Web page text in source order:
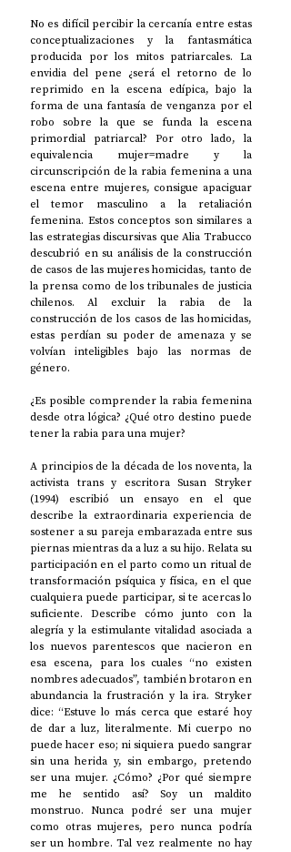
No es difícil percibir la cercanía entre estas
conceptualizaciones y la fantasmática
producida por los mitos patriarcales. La
envidia del pene ¿será el retorno de lo
reprimido en la escena edípica, bajo la
forma de una fantasía de venganza por el
robo sobre la que se funda la escena
primordial patriarcal? Por otro lado, la
equivalencia mujer=madre y la
circunscripción de la rabia femenina a una
escena entre mujeres, consigue apaciguar
el temor masculino a la retaliación
femenina. Estos conceptos son similares a
las estrategias discursivas que Alia Trabucco
descubrió en su análisis de la construcción
de casos de las mujeres homicidas, tanto de
la prensa como de los tribunales de justicia
chilenos. Al excluir la rabia de la
construcción de los casos de las homicidas,
estas perdían su poder de amenaza y se
volvían inteligibles bajo las normas de
género.
¿Es posible comprender la rabia femenina
desde otra lógica? ¿Qué otro destino puede
tener la rabia para una mujer?
A principios de la década de los noventa, la
activista trans y escritora Susan Stryker
(1994) escribió un ensayo en el que
describe la extraordinaria experiencia de
sostener a su pareja embarazada entre sus
piernas mientras da a luz a su hijo. Relata su
participación en el parto como un ritual de
transformación psíquica y física, en el que
cualquiera puede participar, si te acercas lo
suficiente. Describe cómo junto con la
alegría y la estimulante vitalidad asociada a
los nuevos parentescos que nacieron en
esa escena, para los cuales “no existen
nombres adecuados”, también brotaron en
abundancia la frustración y la ira. Stryker
dice: “Estuve lo más cerca que estaré hoy
de dar a luz, literalmente. Mi cuerpo no
puede hacer eso; ni siquiera puedo sangrar
sin una herida y, sin embargo, pretendo
ser una mujer. ¿Cómo? ¿Por qué siempre
me he sentido así? Soy un maldito
monstruo. Nunca podré ser una mujer
como otras mujeres, pero nunca podría
ser un hombre. Tal vez realmente no hay